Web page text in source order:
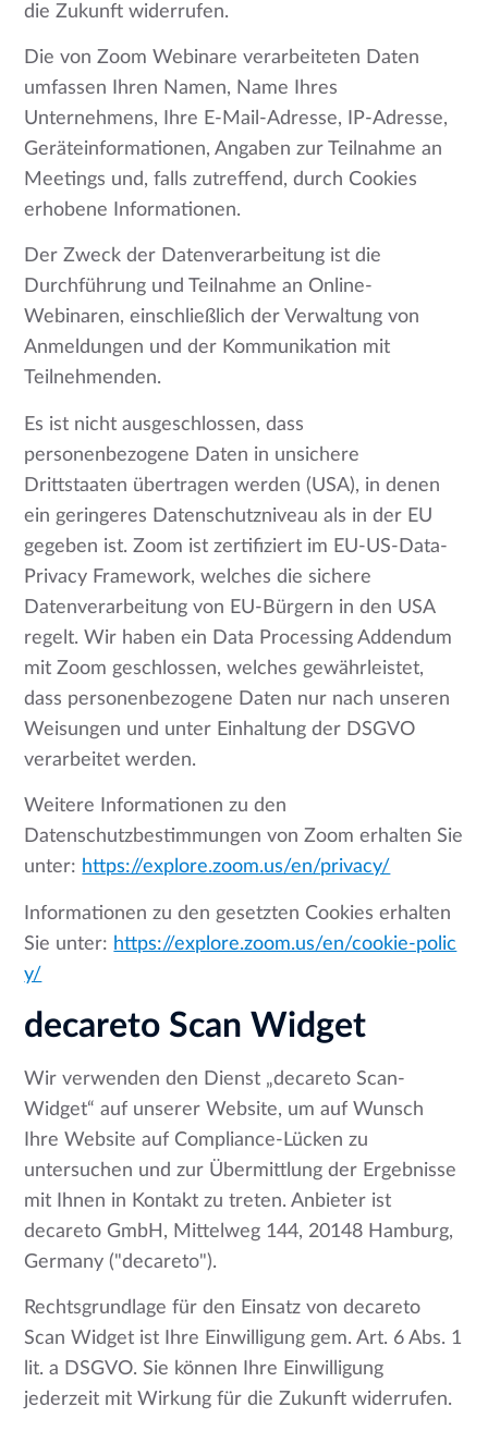
die Zukunft widerrufen.
Die von Zoom Webinare verarbeiteten Daten
umfassen Ihren Namen, Name Ihres
Unternehmens, Ihre E-Mail-Adresse, IP-Adresse,
Geräteinformationen, Angaben zur Teilnahme an
Meetings und, falls zutreffend, durch Cookies
erhobene Informationen.
Der Zweck der Datenverarbeitung ist die
Durchführung und Teilnahme an Online-
Webinaren, einschließlich der Verwaltung von
Anmeldungen und der Kommunikation mit
Teilnehmenden.
Es ist nicht ausgeschlossen, dass
personenbezogene Daten in unsichere
Drittstaaten übertragen werden (USA), in denen
ein geringeres Datenschutzniveau als in der EU
gegeben ist. Zoom ist zertifiziert im EU-US-Data-
Privacy Framework, welches die sichere
Datenverarbeitung von EU-Bürgern in den USA
regelt. Wir haben ein Data Processing Addendum
mit Zoom geschlossen, welches gewährleistet,
dass personenbezogene Daten nur nach unseren
Weisungen und unter Einhaltung der DSGVO
verarbeitet werden.
Weitere Informationen zu den
Datenschutzbestimmungen von Zoom erhalten Sie
unter: https://explore.zoom.us/en/privacy/
Informationen zu den gesetzten Cookies erhalten
Sie unter: https://explore.zoom.us/en/cookie-polic
y/
decareto Scan Widget
Wir verwenden den Dienst „decareto Scan-
Widget“ auf unserer Website, um auf Wunsch
Ihre Website auf Compliance-Lücken zu
untersuchen und zur Übermittlung der Ergebnisse
mit Ihnen in Kontakt zu treten. Anbieter ist
decareto GmbH, Mittelweg 144, 20148 Hamburg,
Germany ("decareto").
Rechtsgrundlage für den Einsatz von decareto
Scan Widget ist Ihre Einwilligung gem. Art. 6 Abs. 1
lit. a DSGVO. Sie können Ihre Einwilligung
jederzeit mit Wirkung für die Zukunft widerrufen.